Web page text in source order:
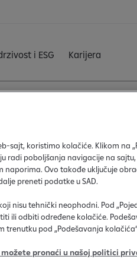
i ESG Karijera
SAD objavljen 18. marta
prema stranim finansijskim
sajt, koristimo kolačiće. Klikom na
radi poboljšanja navigacije na
Ovo takođe uključuje
preneti podatke u SAD.
nisu tehnički neophodni. Pod
ili odbiti određene kolačiće.
pod „Podešavanja
pronaći u našoj politici